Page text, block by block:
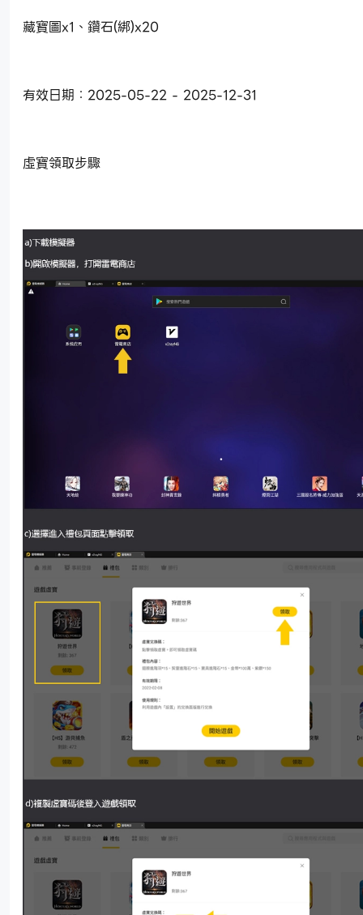
藏寶圖x1、鑽石(綁)x20
有效日期：2025-05-22 - 2025-12-31
虛寶領取步驟